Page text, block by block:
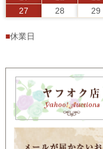
27
28 29
■休業日